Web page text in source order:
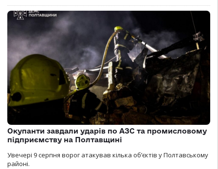
Окупанти завдали ударів по АЗС та промисловому
підприємству на Полтавщині
Увечері 9 серпня ворог атакував кілька обʼєктів у Полтавському
районі.